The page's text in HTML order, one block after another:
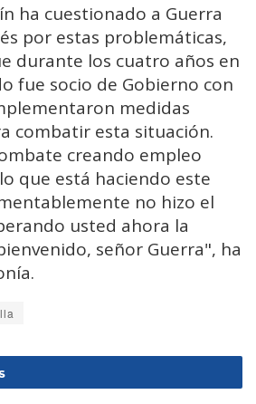
ha cuestionado a Guerra
por estas problemáticas,
durante los cuatro años en
fue socio de Gobierno con
medidas
combatir esta situación.
creando empleo
que está haciendo este
no hizo el
usted ahora la
señor Guerra", ha